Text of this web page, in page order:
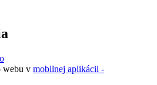
webu v mobilnej aplikácii -